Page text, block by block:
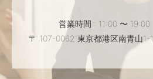
営業時間 : 11:00 〜 19:00
〒 107-0062 東京都港区南青山1-